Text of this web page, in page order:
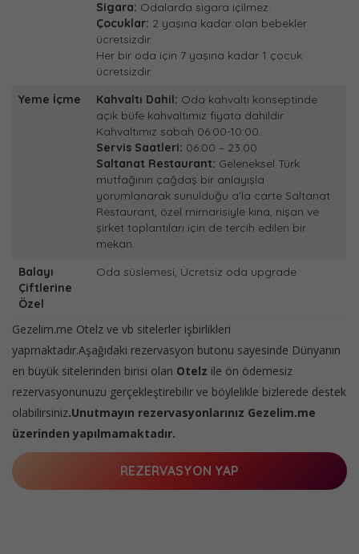
Sigara: Odalarda sigara içilmez.
Çocuklar: 2 yaşına kadar olan bebekler
ücretsizdir.
Her bir oda için 7 yaşına kadar 1 çocuk
ücretsizdir.
Yeme İçme
Kahvaltı Dahil: Oda kahvaltı konseptinde
açık büfe kahvaltımız fiyata dahildir.
Kahvaltımız sabah 06:00-10:00.
Servis Saatleri: 06:00 – 23:00.
Saltanat Restaurant: Geleneksel Türk
mutfağının çağdaş bir anlayışla
yorumlanarak sunulduğu a’la carte Saltanat
Restaurant, özel mimarisiyle kına, nişan ve
şirket toplantıları için de tercih edilen bir
mekan.
Balayı
Çiftlerine
Özel
Oda süslemesi, Ücretsiz oda upgrade
Gezelim.me Otelz ve vb sitelerler işbirlikleri
yapmaktadır.Aşağıdaki rezervasyon butonu sayesinde Dünyanın
en büyük sitelerinden birisi olan Otelz ile ön ödemesiz
rezervasyonunuzu gerçekleştirebilir ve böylelikle bizlerede destek
olabilirsiniz.Unutmayın rezervasyonlarınız Gezelim.me
üzerinden yapılmamaktadır.
REZERVASYON YAP